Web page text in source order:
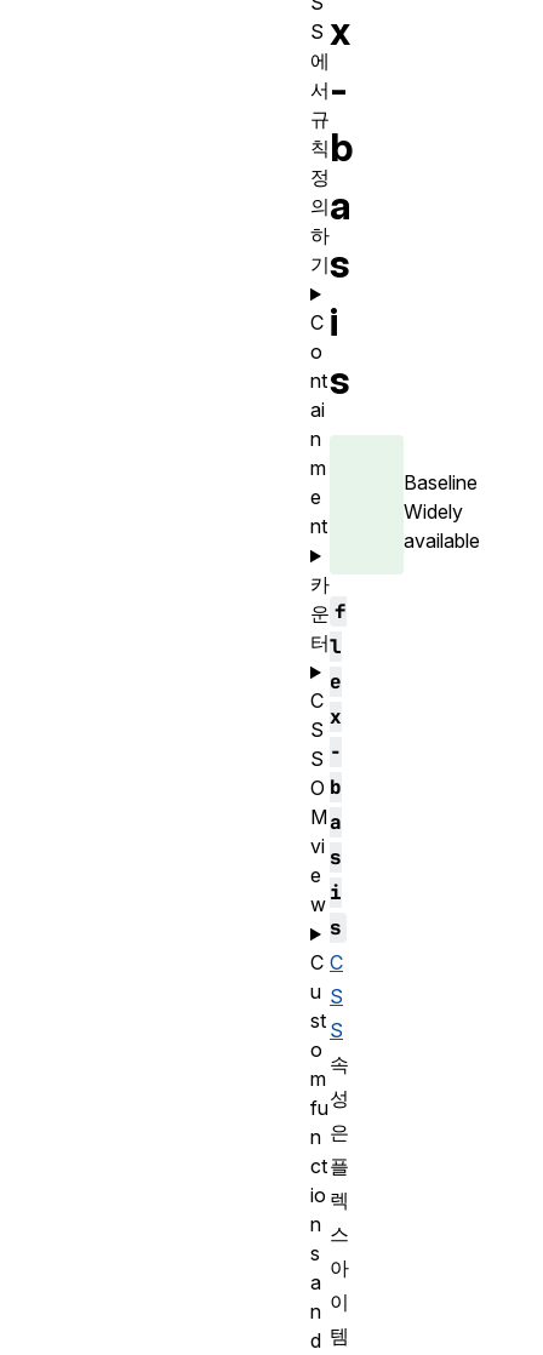
x
-
b
a
s
i
s
Baseline
Widely
available
f
l
e
x
-
b
a
s
i
s
C
S
S
속
성
은
플
렉
스
아
이
템
S
에
서
규
칙
정
의
하
기
C
o
nt
ai
n
m
e
nt
카
운
터
C
S
S
O
M
vi
e
w
C
u
st
o
m
fu
n
ct
io
n
s
a
n
d